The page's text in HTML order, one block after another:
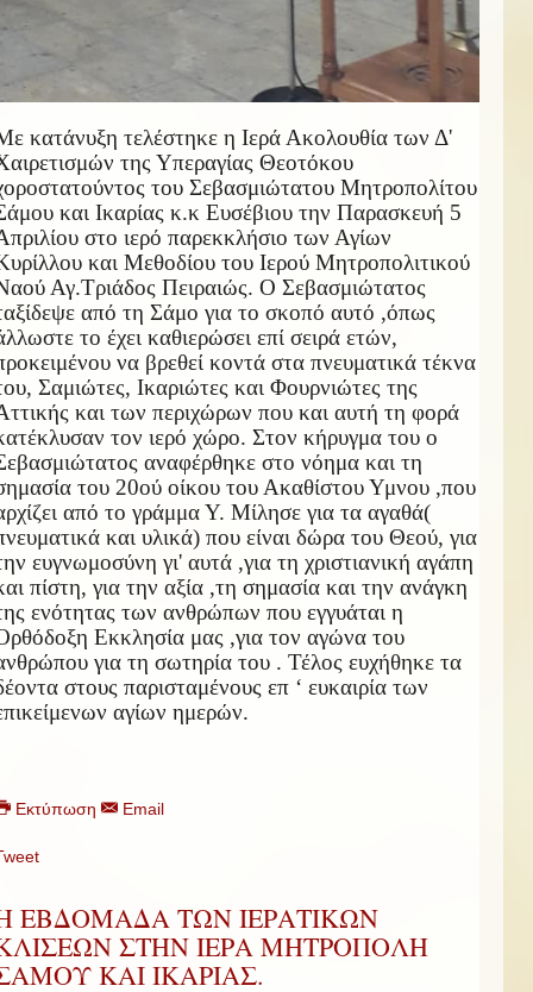
κατάνυξη τελέστηκε η Ιερά Ακολουθία των Δ'
της Υπεραγίας Θεοτόκου
του Σεβασμιώτατου Μητροπολίτου
και Ικαρίας κ.κ Ευσέβιου την Παρασκευή 5
στο ιερό παρεκκλήσιο των Αγίων
και Μεθοδίου του Ιερού Μητροπολιτικού
Αγ.Τριάδος Πειραιώς. Ο Σεβασμιώτατος
από τη Σάμο για το σκοπό αυτό ,όπως
το έχει καθιερώσει επί σειρά ετών,
να βρεθεί κοντά στα πνευματικά τέκνα
Σαμιώτες, Ικαριώτες και Φουρνιώτες της
και των περιχώρων που και αυτή τη φορά
τον ιερό χώρο. Στον κήρυγμα του ο
αναφέρθηκε στο νόημα και τη
του 20ού οίκου του Ακαθίστου Υμνου ,που
από το γράμμα Υ. Μίλησε για τα αγαθά(
και υλικά) που είναι δώρα του Θεού, για
ευγνωμοσύνη γι' αυτά ,για τη χριστιανική αγάπη
πίστη, για την αξία ,τη σημασία και την ανάγκη
ενότητας των ανθρώπων που εγγυάται η
Εκκλησία μας ,για τον αγώνα του
για τη σωτηρία του . Τέλος ευχήθηκε τα
στους παρισταμένους επ ‘ ευκαιρία των
αγίων ημερών.
Εκτύπωση Email
ΕΒΔΟΜΑΔΑ ΤΩΝ ΙΕΡΑΤΙΚΩΝ
ΣΤΗΝ ΙΕΡΑ ΜΗΤΡΟΠΟΛΗ
ΚΑΙ ΙΚΑΡΙΑΣ.